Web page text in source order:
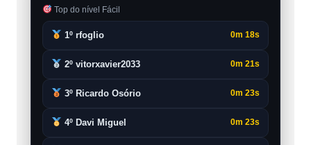
Top do nível Fácil
1º rfoglio 0m 18s
2º vitorxavier2033 0m 21s
3º Ricardo Osório 0m 23s
4º Davi Miguel 0m 23s